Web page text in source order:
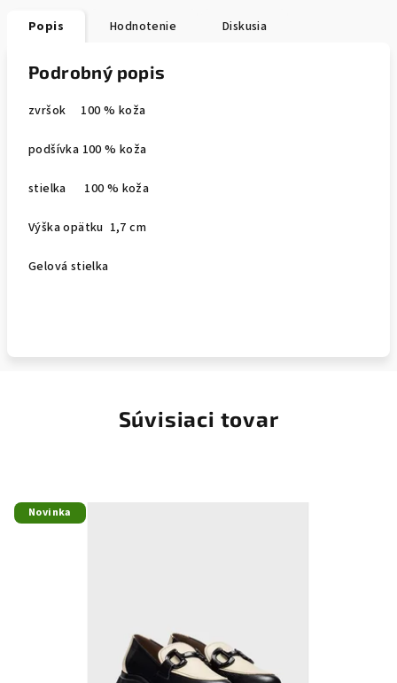
Popis Hodnotenie Diskusia
Podrobný popis
zvršok 100 % koža
podšívka 100 % koža
stielka 100 % koža
Výška opätku 1,7 cm
Gelová stielka
Súvisiaci tovar
Novinka